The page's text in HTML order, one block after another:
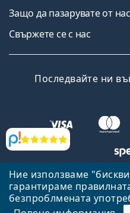
Ние използваме
гарантираме
безпроблмената
Прегледи
Защо да пазарувате от
Свържете се с нас
Последвайте ни
Назад към
Lentiamo.bg е собственост и
Република Чехия
Тук сме